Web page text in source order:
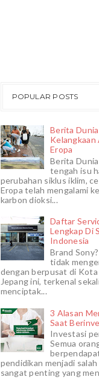
POPULAR POSTS
Berita
Kelangkaan
Eropa
Berita
tengah isu
perubahan siklus iklim,
Eropa telah mengalami
karbon dioksi...
Daftar
Lengkap Di
Indonesia
Brand
tidak
dengan berpusat di Kota
Jepang ini, terkenal
menciptak...
3 Alasan
Saat
Investasi
Semua
pendidikan menjadi
sangat penting yang